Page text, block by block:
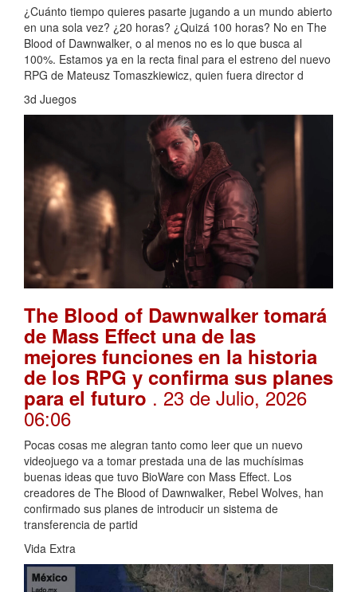
¿Cuánto tiempo quieres pasarte jugando a un mundo abierto
en una sola vez? ¿20 horas? ¿Quizá 100 horas? No en The
Blood of Dawnwalker, o al menos no es lo que busca al
100%. Estamos ya en la recta final para el estreno del nuevo
RPG de Mateusz Tomaszkiewicz, quien fuera director d
3d Juegos
The Blood of Dawnwalker tomará
de Mass Effect una de las
mejores funciones en la historia
de los RPG y confirma sus planes
para el futuro . 23 de Julio, 2026
06:06
Pocas cosas me alegran tanto como leer que un nuevo
videojuego va a tomar prestada una de las muchísimas
buenas ideas que tuvo BioWare con Mass Effect. Los
creadores de The Blood of Dawnwalker, Rebel Wolves, han
confirmado sus planes de introducir un sistema de
transferencia de partid
Vida Extra